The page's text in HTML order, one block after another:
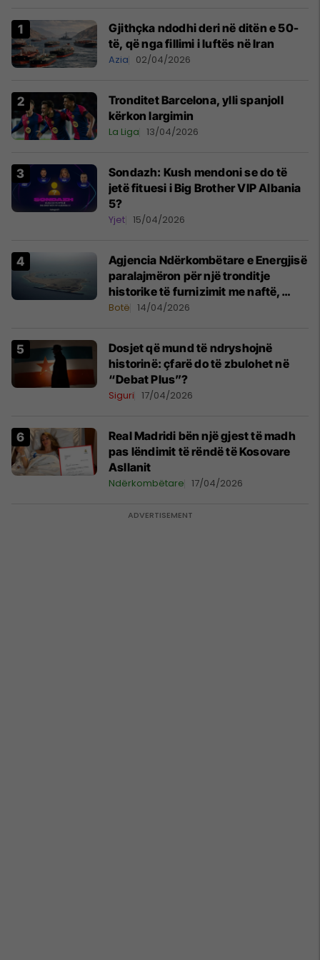
Gjithçka ndodhi deri në ditën e 50-
të, që nga fillimi i luftës në Iran
Azia 02/04/2026
Tronditet Barcelona, ylli spanjoll
kërkon largimin
La Liga 13/04/2026
Sondazh: Kush mendoni se do të
jetë fituesi i Big Brother VIP Albania
5?
Yjet 15/04/2026
Agjencia Ndërkombëtare e Energjisë
paralajmëron për një tronditje
historike të furnizimit me naftë,
ndërsa lufta me Iranin mbyt tregjet
Botë 14/04/2026
Dosjet që mund të ndryshojnë
historinë: çfarë do të zbulohet në
“Debat Plus”?
Siguri 17/04/2026
Real Madridi bën një gjest të madh
pas lëndimit të rëndë të Kosovare
Asllanit
Ndërkombëtare 17/04/2026